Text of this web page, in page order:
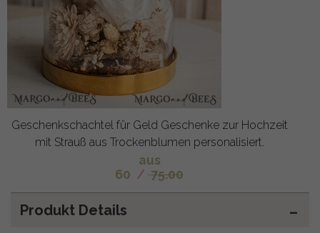
Geschenkschachtel für Geld Geschenke zur Hochzeit
mit Strauß aus Trockenblumen personalisiert.
aus
60 / 75.00
Produkt Details